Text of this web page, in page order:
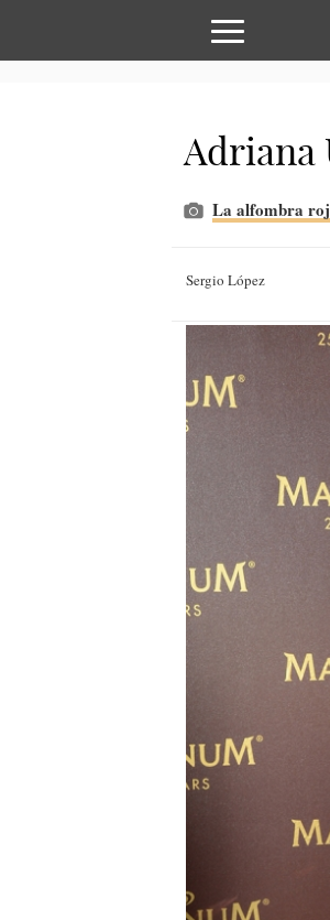
Adriana
La alfombra
Sergio López